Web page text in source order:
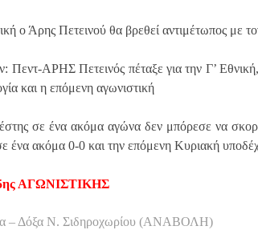
ο Άρης Πετεινού θα βρεθεί αντιμέτωπος με
ΑΡΗΣ Πετεινός πέταξε για την Γ’
και η επόμενη αγωνιστική
σε ένα ακόμα αγώνα δεν μπόρεσε να
ένα ακόμα 0-0 και την επόμενη Κυριακή
ΑΓΩΝΙΣΤΙΚΗΣ
– Δόξα Ν. Σιδηροχωρίου (ΑΝΑΒΟΛΗ)